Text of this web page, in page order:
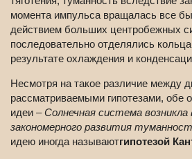
момента импульса вращалась все
действием больших центробежных
последовательно отделялись
результате охлаждения и
Несмотря на такое различие между
рассматриваемыми гипотезами, обе
идеи –Солнечная система
закономерного развития
идею иногда называютгипотезой